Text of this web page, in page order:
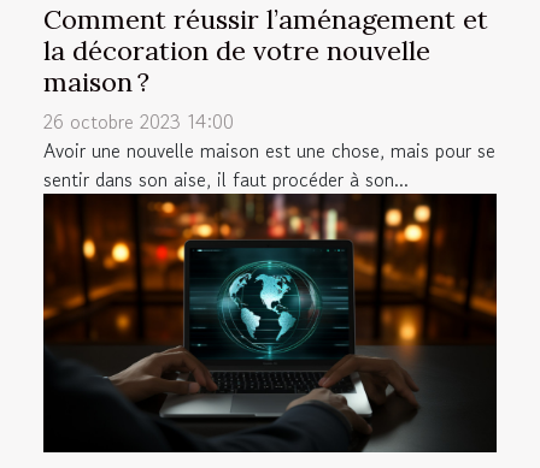
Comment réussir l’aménagement et
la décoration de votre nouvelle
maison ?
26 octobre 2023 14:00
Avoir une nouvelle maison est une chose, mais pour se
sentir dans son aise, il faut procéder à son...